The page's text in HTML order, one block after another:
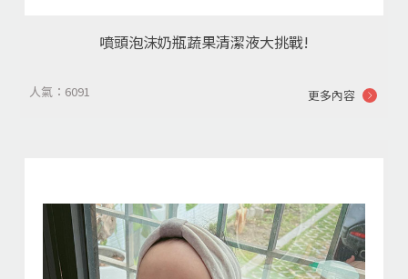
噴頭泡沫奶瓶蔬果清潔液大挑戰!
人氣：6091 更多內容